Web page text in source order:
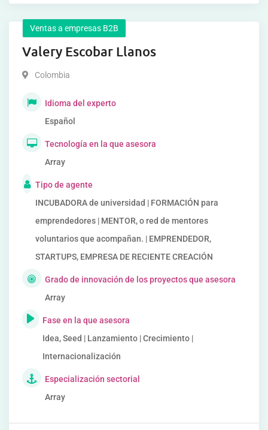
Ventas a empresas B2B
Valery Escobar Llanos
Colombia
Idioma del experto
Español
Tecnología en la que asesora
Array
Tipo de agente
INCUBADORA de universidad | FORMACIÓN para
emprendedores | MENTOR, o red de mentores
voluntarios que acompañan. | EMPRENDEDOR,
STARTUPS, EMPRESA DE RECIENTE CREACIÓN
Grado de innovación de los proyectos que asesora
Array
Fase en la que asesora
Idea, Seed | Lanzamiento | Crecimiento |
Internacionalización
Especialización sectorial
Array